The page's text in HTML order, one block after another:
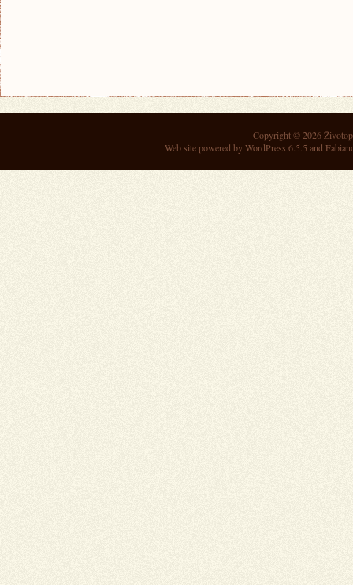
Copyright © 2026
Web site powered byWordPress 6.5.5 and